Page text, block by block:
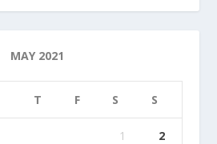
MAY 2021
T F S S
1 2